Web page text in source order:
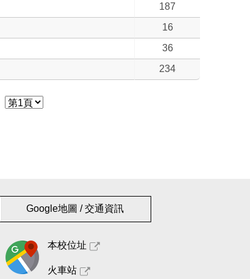
187
16
36
234
Google地圖 / 交通資訊
本校位址
火車站